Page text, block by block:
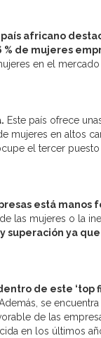
africano
% de mujeres
en el
Este país ofrece
mujeres en altos
el tercer
está manos
las mujeres o la
superación ya
de este ‘top
se
de las
en los últimos